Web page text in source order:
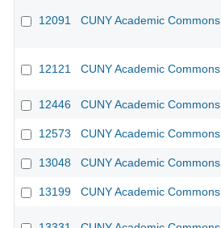
12091 CUNY Academic Commons
12121 CUNY Academic Commons
12446 CUNY Academic Commons
12573 CUNY Academic Commons
13048 CUNY Academic Commons
13199 CUNY Academic Commons